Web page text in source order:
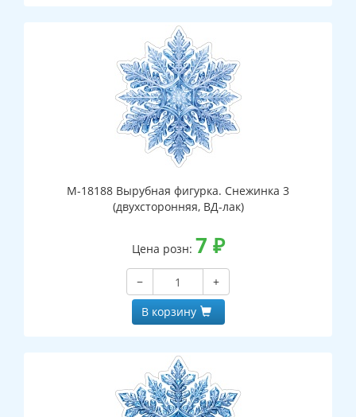
М-18188 Вырубная фигурка. Снежинка 3
(двухсторонняя, ВД-лак)
Цена розн: 7 ₽
−
+
В корзину